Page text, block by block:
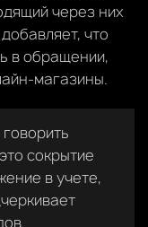
через них
что
в обращении,
магазины.
сокрытие
в учете,